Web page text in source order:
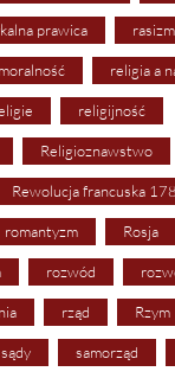
prawica rasizm
religia a
religijność
Religioznawstwo
Rewolucja francuska
romantyzm Rosja
rozwód
rząd Rzym
sądy samorząd